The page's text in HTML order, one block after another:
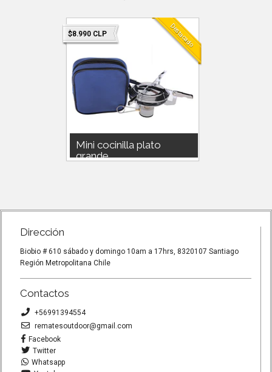
$8.990 CLP Destacado
Mini cocinilla plato
grande...
Dirección
Biobio # 610 sábado y domingo 10am a 17hrs, 8320107 Santiago
Región Metropolitana Chile
Contactos
+56991394554
rematesoutdoor@gmail.com
Facebook
Twitter
Whatsapp